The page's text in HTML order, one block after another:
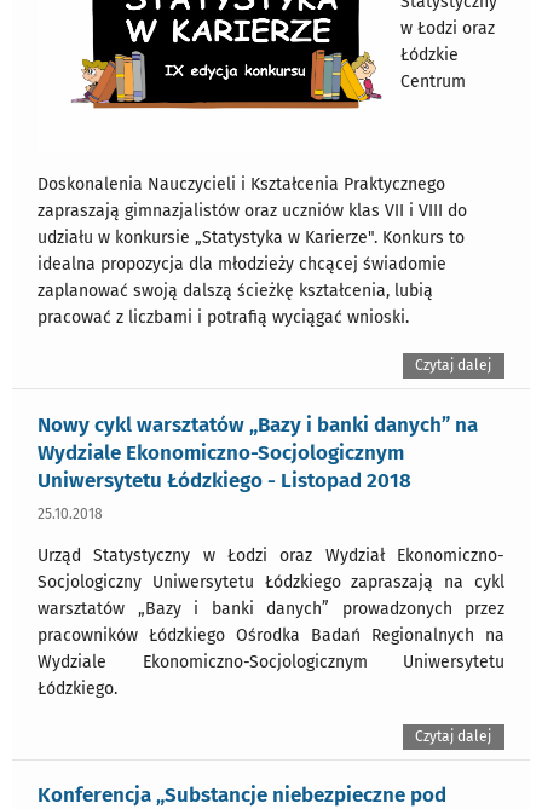
w Łodzi oraz
Łódzkie
Centrum
Doskonalenia Nauczycieli i Kształcenia Praktycznego
zapraszają gimnazjalistów oraz uczniów klas VII i VIII do
udziału w konkursie „Statystyka w Karierze". Konkurs to
idealna propozycja dla młodzieży chcącej świadomie
zaplanować swoją dalszą ścieżkę kształcenia, lubią
pracować z liczbami i potrafią wyciągać wnioski.
Czytaj dalej
Nowy cykl warsztatów „Bazy i banki danych” na
Wydziale Ekonomiczno-Socjologicznym
Uniwersytetu Łódzkiego - Listopad 2018
25.10.2018
Urząd Statystyczny w Łodzi oraz Wydział Ekonomiczno-
Socjologiczny Uniwersytetu Łódzkiego zapraszają na cykl
warsztatów „Bazy i banki danych” prowadzonych przez
pracowników Łódzkiego Ośrodka Badań Regionalnych na
Wydziale Ekonomiczno-Socjologicznym Uniwersytetu
Łódzkiego.
Czytaj dalej
Konferencja „Substancje niebezpieczne pod